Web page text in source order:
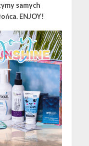
samych
ENJOY!